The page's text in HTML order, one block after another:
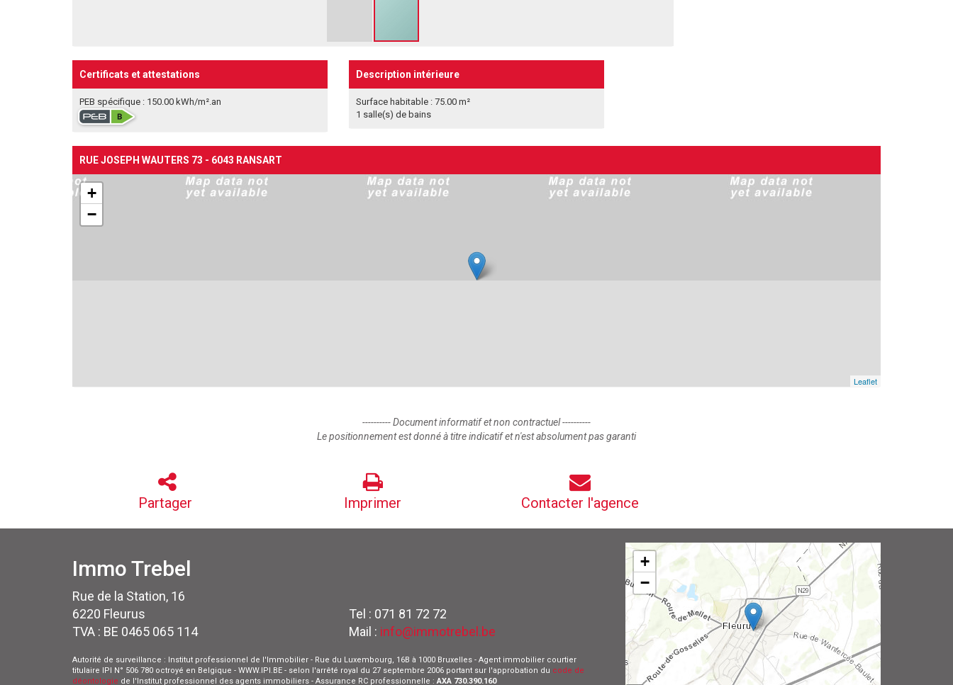
Certificats et attestations
PEB spécifique : 150.00 kWh/m².an
Description intérieure
Surface habitable : 75.00 m²
1 salle(s) de bains
RUE JOSEPH WAUTERS 73 - 6043 RANSART
+
−
Leaflet
---------- Document informatif et non contractuel ----------
Le positionnement est donné à titre indicatif et n'est absolument pas garanti
Partager Imprimer Contacter l'agence
Immo Trebel
Rue de la Station, 16
6220 Fleurus
TVA : BE 0465 065 114
Tel : 071 81 72 72
Mail : info@immotrebel.be
Autorité de surveillance : Institut professionnel de l'Immobilier - Rue du Luxembourg, 16B à 1000 Bruxelles - Agent immobilier courtier
titulaire IPI N° 506 780 octroyé en Belgique - WWW.IPI.BE - selon l'arrêté royal du 27 septembre 2006 portant sur l'approbation du code de
déontologie de l'Institut professionnel des agents immobiliers - Assurance RC professionnelle :AXA 730.390.160
+
−